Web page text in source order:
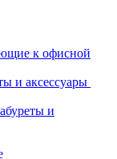
к офисной
и аксессуары
и